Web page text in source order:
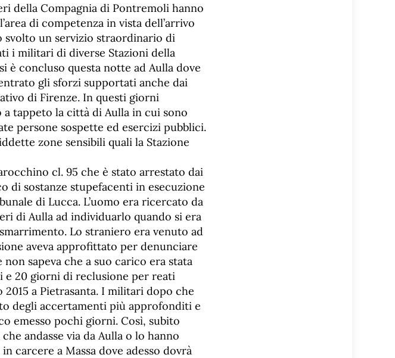
della Compagnia di Pontremoli hanno
di competenza in vista dell’arrivo
svolto un servizio straordinario di
i militari di diverse Stazioni della
è concluso questa notte ad Aulla dove
gli sforzi supportati anche dai
di Firenze. In questi giorni
tappeto la città di Aulla in cui sono
persone sospette ed esercizi pubblici.
zone sensibili quali la Stazione
cl. 95 che è stato arrestato dai
di sostanze stupefacenti in esecuzione
di Lucca. L’uomo era ricercato da
di Aulla ad individuarlo quando si era
Lo straniero era venuto ad
aveva approfittato per denunciare
sapeva che a suo carico era stata
e 20 giorni di reclusione per reati
a Pietrasanta. I militari dopo che
degli accertamenti più approfonditi e
emesso pochi giorni. Così, subito
andasse via da Aulla o lo hanno
carcere a Massa dove adesso dovrà